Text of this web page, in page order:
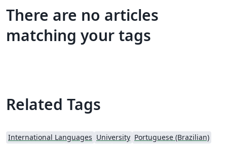
There are no articles
matching your tags
Related Tags
International Languages University Portuguese (Brazilian)